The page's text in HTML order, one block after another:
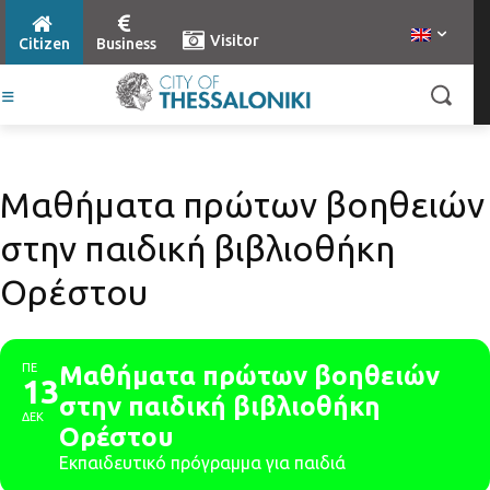
Citizen Business Visitor
Μαθήματα πρώτων βοηθειών
στην παιδική βιβλιοθήκη
Ορέστου
ΠΕ
13
ΔΕΚ
Μαθήματα πρώτων βοηθειών
στην παιδική βιβλιοθήκη
Ορέστου
Εκπαιδευτικό πρόγραμμα για παιδιά